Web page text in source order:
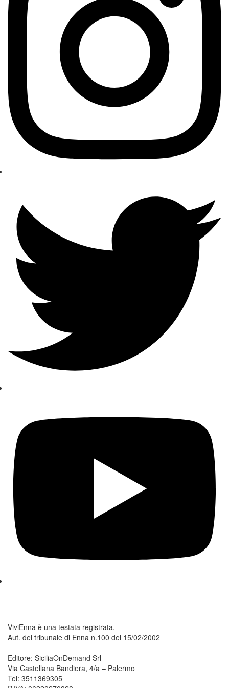
ViviEnna è una testata registrata.
Aut. del tribunale di Enna n.100 del 15/02/2002
Editore: SiciliaOnDemand Srl
Via Castellana Bandiera, 4/a – Palermo
Tel: 3511369305